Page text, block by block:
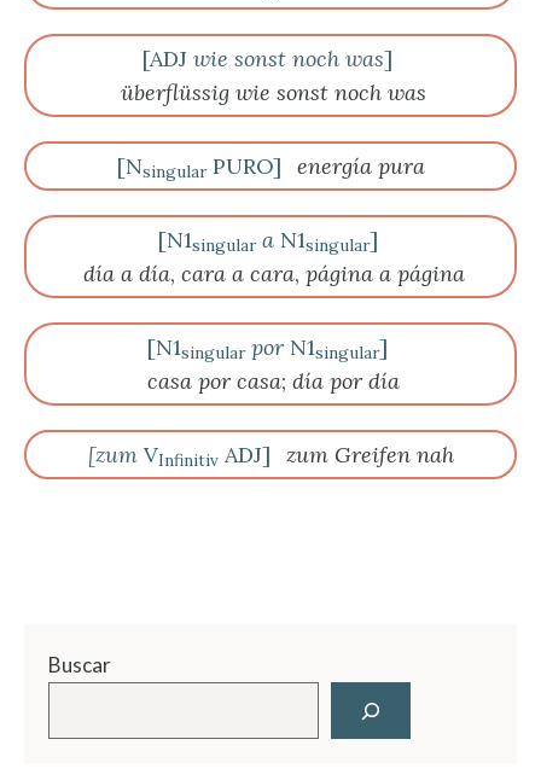
[ADJ wie sonst noch was]
überflüssig wie sonst noch was
[NsingularPURO] energía pura
[N1singular aN1singular]
día a día, cara a cara, página a página
[N1singular por N1singular]
casa por casa; día por día
[zumVInfinitivADJ] zum Greifen nah
Buscar